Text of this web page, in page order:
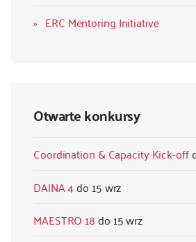
ERC Mentoring Initiative
Otwarte konkursy
Coordination & Capacity Kick-off
DAINA 4
15 wrz
MAESTRO 18
15 wrz